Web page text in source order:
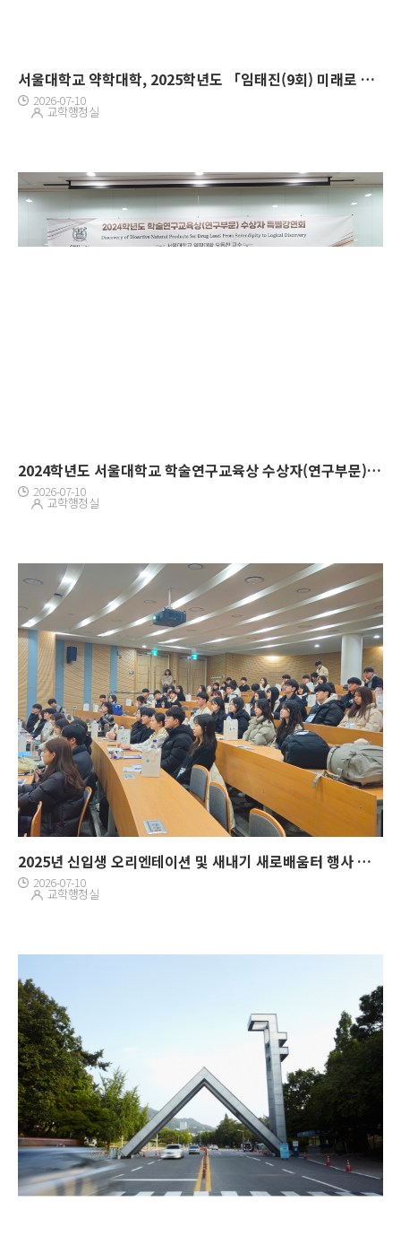
서울대학교 약학대학, 2025학년도 「임태진(9회) 미래로 연수 장학 프로그램」 귀국보고회 개최
2026-07-10
교학행정실
2024학년도 서울대학교 학술연구교육상 수상자(연구부문) 특별강연회 개최
2026-07-10
교학행정실
2025년 신입생 오리엔테이션 및 새내기 새로배움터 행사 개최
2026-07-10
교학행정실